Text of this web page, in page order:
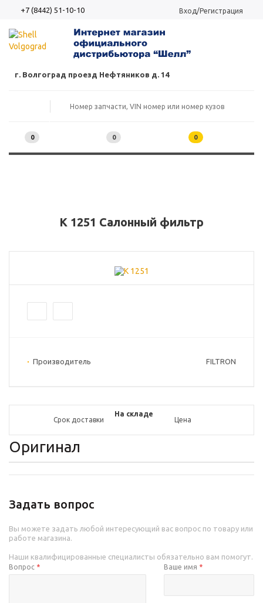
+7 (8442) 51-10-10 Вход/Регистрация
г. Волгоград проезд Нефтяников д. 14
0 0 0
K 1251 Салонный фильтр
Производитель FILTRON
Срок доставки
На складе
Цена
Оригинал
Задать вопрос
Вы можете задать любой интересующий вас вопрос по товару или
работе магазина.
Наши квалифицированные специалисты обязательно вам помогут.
Вопрос * Ваше имя *